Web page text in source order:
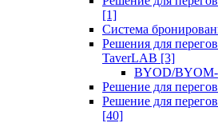
[1]
Система
Решения для
TaverLAB [3]
BYOD/
Решение для
Решение для
[40]